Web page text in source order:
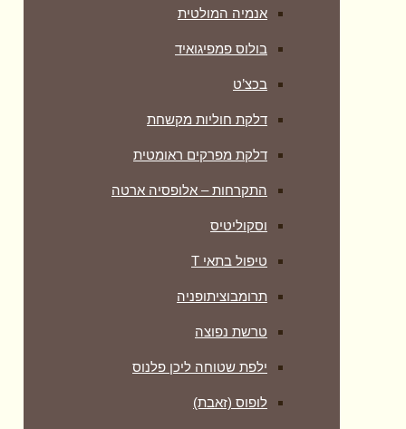
אנמיה המולטית
בולוס פמפיגואיד
בכצ’ט
דלקת חוליות מקשחת
דלקת מפרקים ראומטית
התקרחות – אלופסיה ארטה
וסקוליטיס
טיפול בתאי T
תרומבוציתופניה
טרשת נפוצה
ילפת שטוחה ליכן פלנוס
לופוס (זאבת)